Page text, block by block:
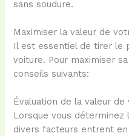
sans soudure.
Maximiser la valeur de
Il est essentiel de tirer le
voiture. Pour maximiser
conseils suivants:
Évaluation de la valeur
Lorsque vous
divers facteurs entrent